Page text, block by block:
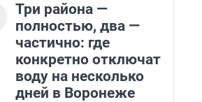
Три района —
полностью, два —
частично: где
конкретно отключат
воду на несколько
дней в Воронеже